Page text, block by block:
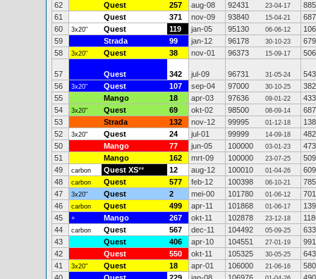
62
Quest 257 aug-08 92431 23-04-17
885
61
Quest 371 nov-09 93840 15-04-21
687
60
3x20" Quest 119 jan-05 95130 06-06-12
59
Strada 99 jan-12 96178 30-10-23
679
58
3x20" Quest 38 nov-01 96373 15-09-17 506
57 Quest 342 jul-09 96731 31-05-24
543
56
3x20" Quest 107 sep-04 97000 30-10-25
382
55
Mango 18 apr-03 97636 09-01-22
433
54
3x20" Quest 69 okt-02 98500 08-09-14
687
53
Strada 132 nov-12 99995 01-12-18
52
3x20" Quest 24 jul-01 99999 14-09-18
482
50
Mango 77 jun-05 100000 03-01-23
473
51
Mango 162 mrt-09 100000 23-07-25
509
49
carbon Quest XS** 12 aug-12 100010 01-04-26
609
48
carbon Quest 577 feb-12 100398 06-10-21
785
47
3x20" Quest 2 mei-00 101780 01-06-12
701
46
carbon Quest 499 apr-11 101868 01-06-17
45
+ Mango 267 okt-11 102878 23-12-18
44
carbon Quest 567 dec-11 104492 05-09-25
633
43
Quest 406 apr-10 104551 27-01-19
991
42
Quest 550 okt-11 105325 30-05-25
643
41
3x20" Quest 18 apr-01 106000 21-06-16
580